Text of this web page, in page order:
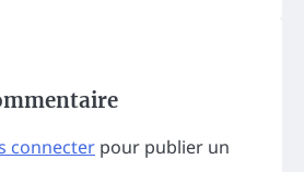
connecter pour publier un